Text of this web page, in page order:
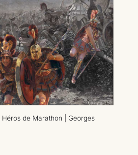
de Marathon | Georges